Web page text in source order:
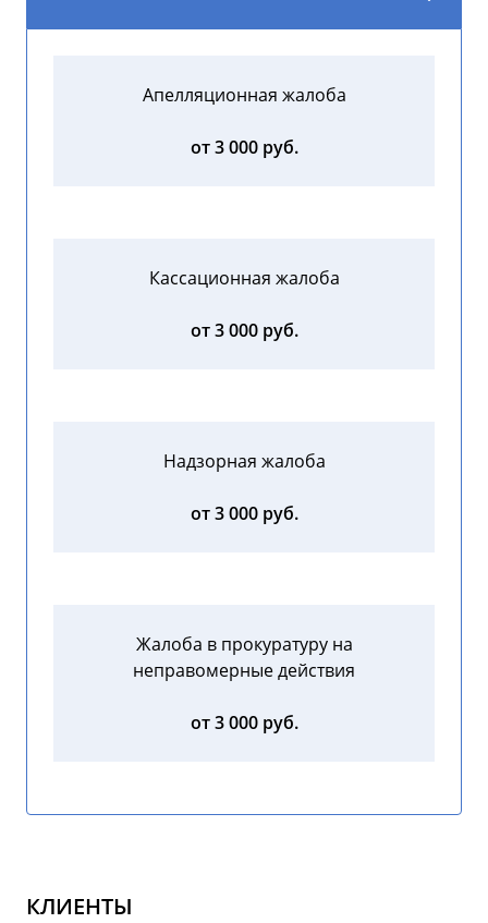
Апелляционная жалоба
от 3 000 руб.
Кассационная жалоба
от 3 000 руб.
Надзорная жалоба
от 3 000 руб.
Жалоба в прокуратуру на
неправомерные действия
от 3 000 руб.
КЛИЕНТЫ